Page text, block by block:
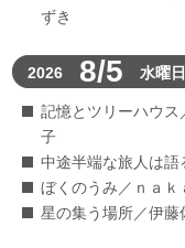
ずき
2026 8/5 水曜日
記憶とツリーハウス
子
中途半端な旅人は語
ぼくのうみ／ｎａｋ
星の集う場所／伊藤